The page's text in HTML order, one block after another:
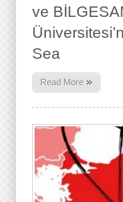
ve
Sea
Read More »